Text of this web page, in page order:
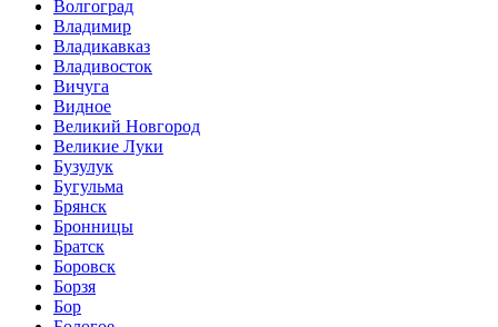
Волгоград
Владимир
Владикавказ
Владивосток
Вичуга
Видное
Великий Новгород
Великие Луки
Бузулук
Бугульма
Брянск
Бронницы
Братск
Боровск
Борзя
Бор